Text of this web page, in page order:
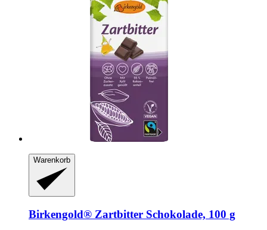
Warenkorb
Birkengold® Zartbitter Schokolade, 100 g